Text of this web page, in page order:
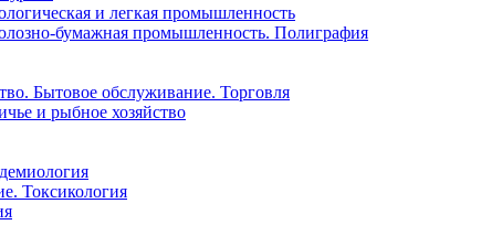
и легкая промышленность
бумажная промышленность. Полиграфия
Бытовое обслуживание. Торговля
и рыбное хозяйство
Токсикология